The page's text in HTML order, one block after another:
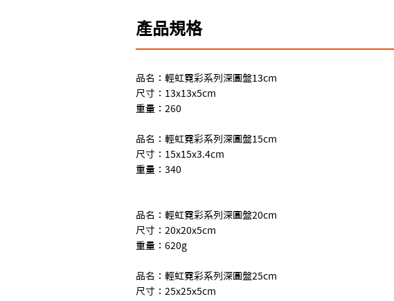
產品規格
品名：輕虹霓彩系列深圓盤13cm
尺寸：13x13x5cm
重量：260
品名：輕虹霓彩系列深圓盤15cm
尺寸：15x15x3.4cm
重量：340
品名：輕虹霓彩系列深圓盤20cm
尺寸：20x20x5cm
重量：620g
品名：輕虹霓彩系列深圓盤25cm
尺寸：25x25x5cm